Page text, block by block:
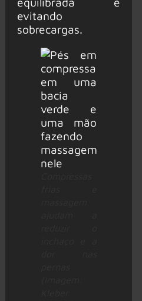
evitando
sobrecargas.